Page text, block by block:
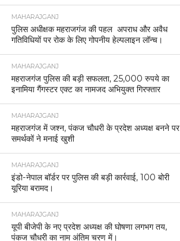
MAHARAJGANJ
पुलिस अधीक्षक महराजगंज की पहल अपराध और अवैध
गतिविधियों पर रोक के लिए गोपनीय हेल्पलाइन लॉन्च।
MAHARAJGANJ
महराजगंज पुलिस की बड़ी सफलता, 25,000 रुपये का
इनामिया गैंगस्टर एक्ट का नामजद अभियुक्त गिरफ्तार
MAHARAJGANJ
महराजगंज में जश्न, पंकज चौधरी के प्रदेश अध्यक्ष बनने पर
समर्थकों ने मनाई खुशी
MAHARAJGANJ
इंडो-नेपाल बॉर्डर पर पुलिस की बड़ी कार्रवाई, 100 बोरी
यूरिया बरामद।
MAHARAJGANJ
यूपी बीजेपी के नए प्रदेश अध्यक्ष की घोषणा लगभग तय,
पंकज चौधरी का नाम अंतिम चरण में।